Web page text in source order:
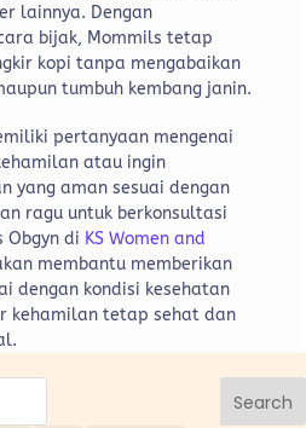
lainnya. Dengan
bijak, Mommils tetap
kopi tanpa mengabaikan
tumbuh kembang janin.
pertanyaan mengenai
atau ingin
yang aman sesuai dengan
ragu untuk berkonsultasi
Obgyn di KS Women and
membantu memberikan
dengan kondisi kesehatan
kehamilan tetap sehat dan
Search